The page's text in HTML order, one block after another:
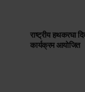
राष्ट्रीय हथकरघा
कार्यक्रम आयोजित